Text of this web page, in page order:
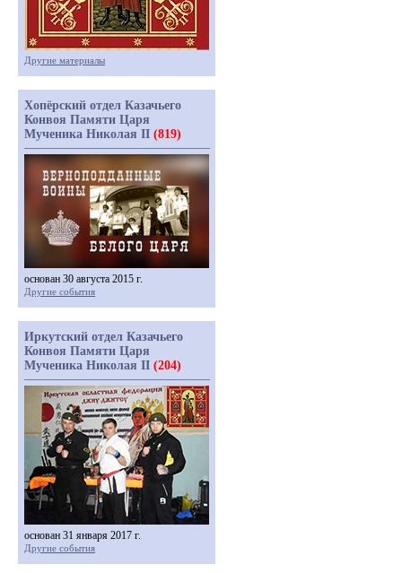
Другие материалы
Хопёрский отдел Казачьего
Конвоя Памяти Царя
Мученика Николая II (819)
основан 30 августа 2015 г.
Другие события
Иркутский отдел Казачьего
Конвоя Памяти Царя
Мученика Николая II (204)
основан 31 января 2017 г.
Другие события